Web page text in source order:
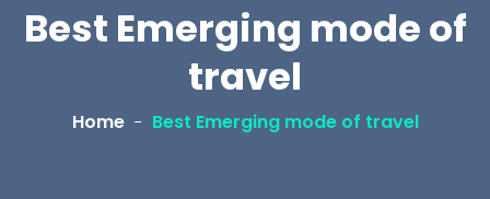
Best Emerging mode of
travel
Home Best Emerging mode of travel